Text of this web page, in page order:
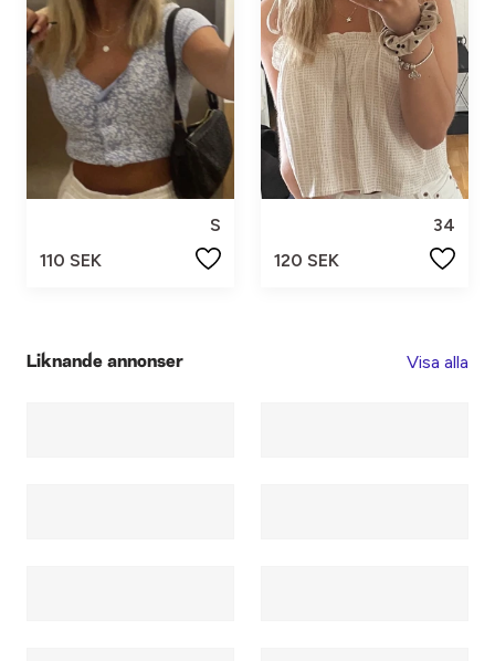
S
110 SEK
34
120 SEK
Liknande annonser Visa alla